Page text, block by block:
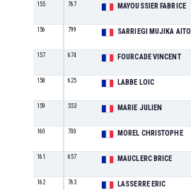
155 767 MAYOUSSIER FABRICE
156 799 SARRIEGI MUJIKA
157 674 FOURCADE VINCENT
158 625 LABBE LOIC
159 553 MARIE JULIEN
160 700 MOREL CHRISTOPHE
161 657 MAUCLERC BRICE
162 763 LASSERRE ERIC